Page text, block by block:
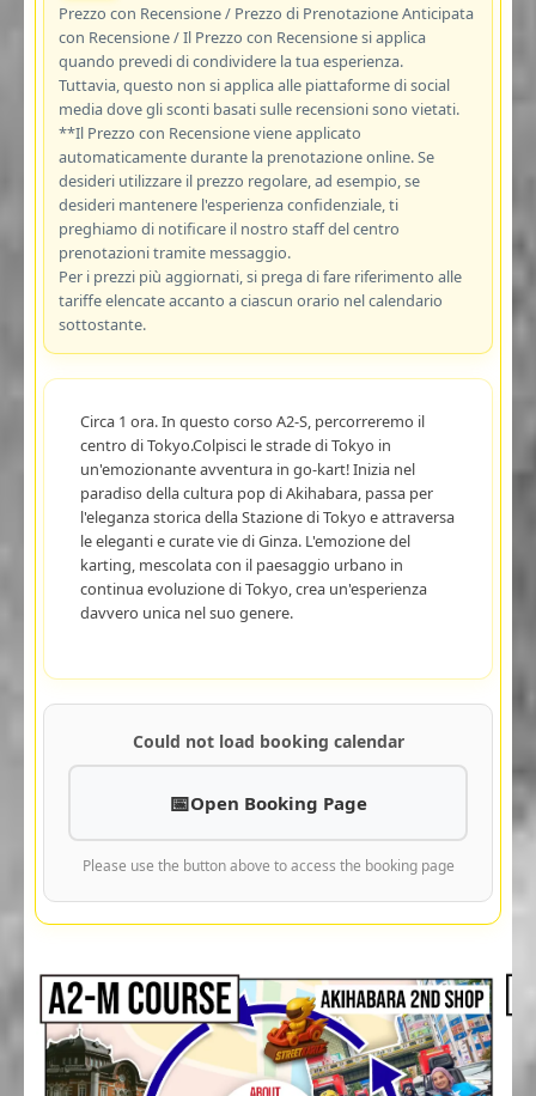
Prezzo con Recensione / Prezzo di Prenotazione Anticipata
con Recensione / Il Prezzo con Recensione si applica
quando prevedi di condividere la tua esperienza.
Tuttavia, questo non si applica alle piattaforme di social
media dove gli sconti basati sulle recensioni sono vietati.
**Il Prezzo con Recensione viene applicato
automaticamente durante la prenotazione online. Se
desideri utilizzare il prezzo regolare, ad esempio, se
desideri mantenere l'esperienza confidenziale, ti
preghiamo di notificare il nostro staff del centro
prenotazioni tramite messaggio.
Per i prezzi più aggiornati, si prega di fare riferimento alle
tariffe elencate accanto a ciascun orario nel calendario
sottostante.
Circa 1 ora. In questo corso A2-S, percorreremo il
centro di Tokyo.Colpisci le strade di Tokyo in
un'emozionante avventura in go-kart! Inizia nel
paradiso della cultura pop di Akihabara, passa per
l'eleganza storica della Stazione di Tokyo e attraversa
le eleganti e curate vie di Ginza. L'emozione del
karting, mescolata con il paesaggio urbano in
continua evoluzione di Tokyo, crea un'esperienza
davvero unica nel suo genere.
Could not load booking calendar
Open Booking Page
Please use the button above to access the booking page